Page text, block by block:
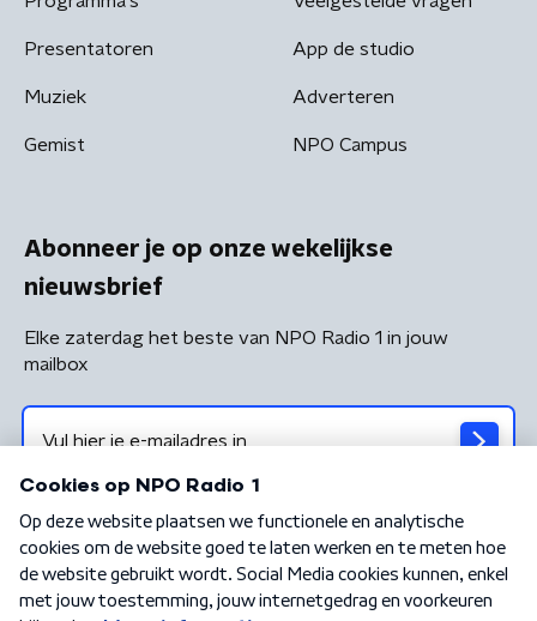
Presentatoren
Muziek
Gemist
App de studio
Adverteren
NPO Campus
Abonneer je op onze wekelijkse
nieuwsbrief
Elke zaterdag het beste van NPO Radio 1 in jouw
mailbox
Algemene voorwaarden